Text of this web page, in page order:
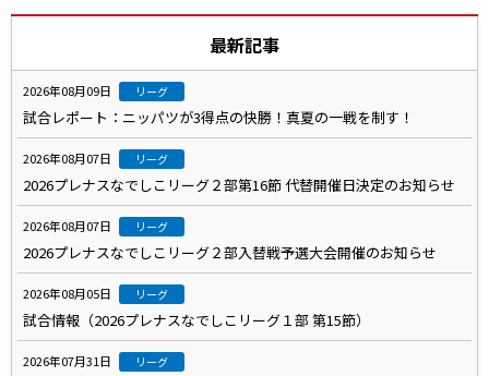
最新記事
2026年08月09日 リーグ
試合レポート：ニッパツが3得点の快勝！真夏の一戦を制す！
2026年08月07日 リーグ
2026プレナスなでしこリーグ２部第16節 代替開催日決定のお知らせ
2026年08月07日 リーグ
2026プレナスなでしこリーグ２部入替戦予選大会開催のお知らせ
2026年08月05日 リーグ
試合情報（2026プレナスなでしこリーグ１部 第15節）
2026年07月31日 リーグ